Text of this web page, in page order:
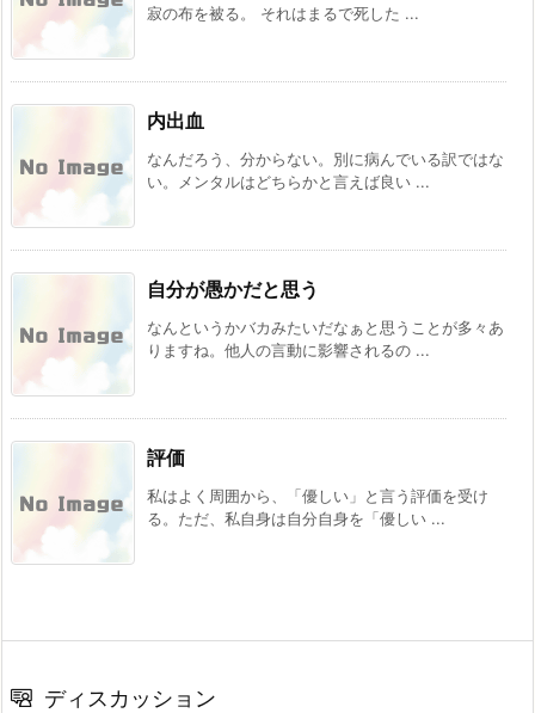
寂の布を被る。 それはまるで死した ...
内出血
なんだろう、分からない。別に病んでいる訳ではな
い。メンタルはどちらかと言えば良い ...
自分が愚かだと思う
なんというかバカみたいだなぁと思うことが多々あ
りますね。他人の言動に影響されるの ...
評価
私はよく周囲から、「優しい」と言う評価を受け
る。ただ、私自身は自分自身を「優しい ...
ディスカッション